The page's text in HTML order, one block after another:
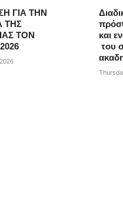
ΓΙΑ ΤΗΝ
ΤΗΣ
ΤΟΝ
και
του